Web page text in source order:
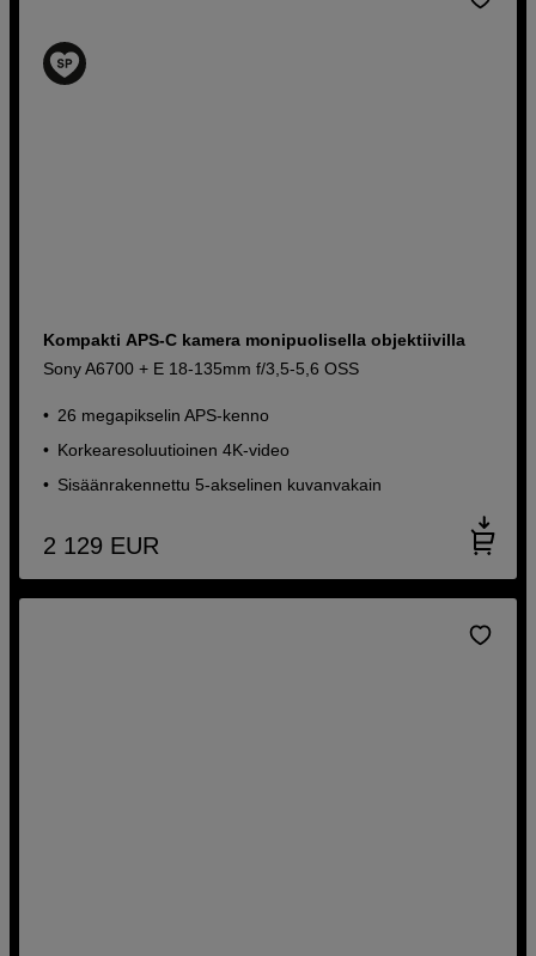
Kompakti APS-C kamera monipuolisella objektiivilla
Sony A6700 + E 18-135mm f/3,5-5,6 OSS
26 megapikselin APS-kenno
Korkearesoluutioinen 4K-video
Sisäänrakennettu 5-akselinen kuvanvakain
2 129 EUR